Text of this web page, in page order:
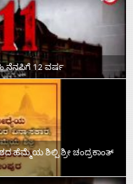
ನೆನಪಿಗೆ 12 ವರ್ಷ
ಹೆಮ್ಮೆಯ ಶಿಲ್ಪಿ ಶ್ರೀ ಚಂದ್ರಕಾಂತ್‌